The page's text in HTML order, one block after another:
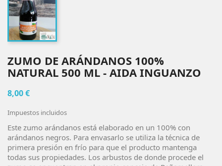
ZUMO DE ARÁNDANOS 100%
NATURAL 500 ML - AIDA INGUANZO
8,00 €
Impuestos incluidos
Este zumo arándanos está elaborado en un 100% con
arándanos negros. Para envasarlo se utiliza la técnica de
primera presión en frío para que el producto mantenga
todas sus propiedades. Los arbustos de donde procede el